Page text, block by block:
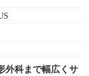
外科まで幅広くサ